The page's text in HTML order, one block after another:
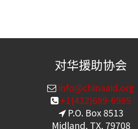
对华援助协会
info@chinaaid.org
+1(432)689-6985
P.O. Box 8513
Midland, TX, 79708